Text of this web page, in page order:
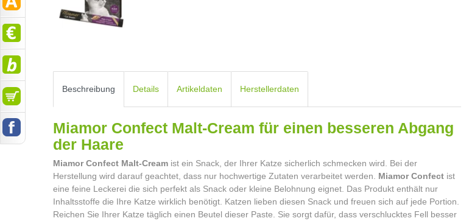
Beschreibung Details Artikeldaten Herstellerdaten
Miamor Confect Malt-Cream für einen besseren Abgang
der Haare
Miamor Confect Malt-Cream ist ein Snack, der Ihrer Katze sicherlich schmecken wird. Bei der
Herstellung wird darauf geachtet, dass nur hochwertige Zutaten verarbeitet werden. Miamor Confect ist
eine feine Leckerei die sich perfekt als Snack oder kleine Belohnung eignet. Das Produkt enthält nur
Inhaltsstoffe die Ihre Katze wirklich benötigt. Katzen lieben diesen Snack und freuen sich auf jede Portion.
Reichen Sie Ihrer Katze täglich einen Beutel dieser Paste. Sie sorgt dafür, dass verschlucktes Fell besser